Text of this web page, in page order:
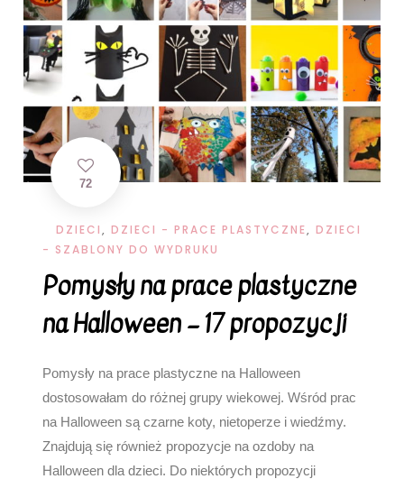
72
DZIECI, DZIECI - PRACE PLASTYCZNE, DZIECI
- SZABLONY DO WYDRUKU
Pomysły na prace plastyczne
na Halloween – 17 propozycji
Pomysły na prace plastyczne na Halloween
dostosowałam do różnej grupy wiekowej. Wśród prac
na Halloween są czarne koty, nietoperze i wiedźmy.
Znajdują się również propozycje na ozdoby na
Halloween dla dzieci. Do niektórych propozycji